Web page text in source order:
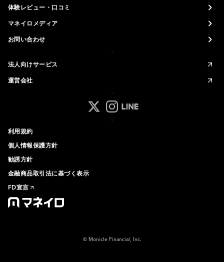
体験レビュー・口コミ
マネイロメディア
お問い合わせ
法人向けサービス
運営会社
マネイロ公式 Xアカウント
マネイロ公式 Instagramアカウ
マネイロ公式 LINEアカウ
利用規約
個人情報保護方針
勧誘方針
金融商品取引法に基づく表示
FD宣言
© Monicle Financial, Inc.